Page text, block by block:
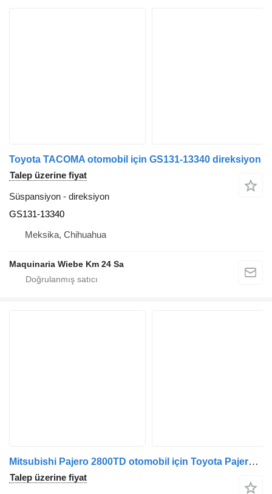
Toyota TACOMA otomobil için GS131-13340 direksiyon
Talep üzerine fiyat
Süspansiyon - direksiyon
GS131-13340
Meksika, Chihuahua
Maquinaria Wiebe Km 24 Sa
Mitsubishi Pajero 2800TD otomobil için Toyota Pajero 2800TD Caixa de Direção Mitsubishi 120C10800 direksiyon kolunu
Talep üzerine fiyat